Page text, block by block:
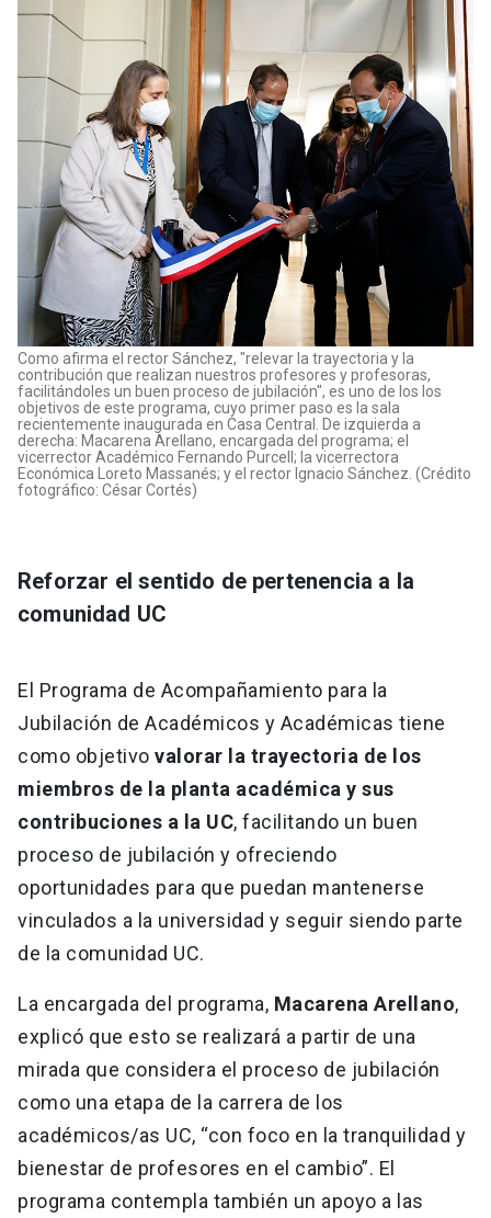
Como afirma el rector Sánchez, "relevar la trayectoria y la
contribución que realizan nuestros profesores y profesoras,
facilitándoles un buen proceso de jubilación", es uno de los los
objetivos de este programa, cuyo primer paso es la sala
recientemente inaugurada en Casa Central. De izquierda a
derecha: Macarena Arellano, encargada del programa; el
vicerrector Académico Fernando Purcell; la vicerrectora
Económica Loreto Massanés; y el rector Ignacio Sánchez. (Crédito
fotográfico: César Cortés)
Reforzar el sentido de pertenencia a la
comunidad UC
El Programa de Acompañamiento para la
Jubilación de Académicos y Académicas tiene
como objetivo valorar la trayectoria de los
miembros de la planta académica y sus
contribuciones a la UC, facilitando un buen
proceso de jubilación y ofreciendo
oportunidades para que puedan mantenerse
vinculados a la universidad y seguir siendo parte
de la comunidad UC.
La encargada del programa, Macarena Arellano,
explicó que esto se realizará a partir de una
mirada que considera el proceso de jubilación
como una etapa de la carrera de los
académicos/as UC, “con foco en la tranquilidad y
bienestar de profesores en el cambio”. El
programa contempla también un apoyo a las